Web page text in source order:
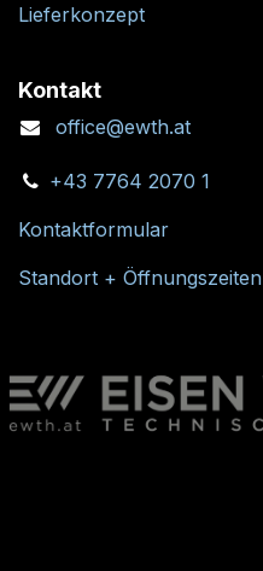
Lieferkonzept
Kontakt
office@ewth.at
+43 7764 2070 1
Kontaktformular
Standort + Öffnungszeiten